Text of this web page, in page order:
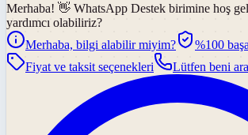
Merhaba! 👋 WhatsApp Destek birimine hoş
yardımcı olabiliriz?
Merhaba, bilgi alabilir miyim?
%100
Fiyat ve taksit seçenekleri
Lütfen beni